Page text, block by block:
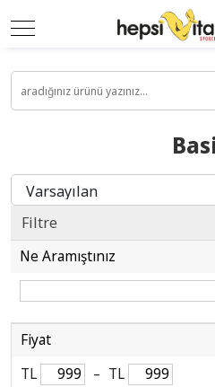
Filtre
Ne Aramıştınız
Fiyat
TL
– TL